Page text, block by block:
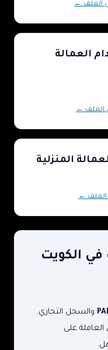
الملف ←
العمالة
←
المنزلية
←
الكويت
والسجل التجاري.
العاملة على